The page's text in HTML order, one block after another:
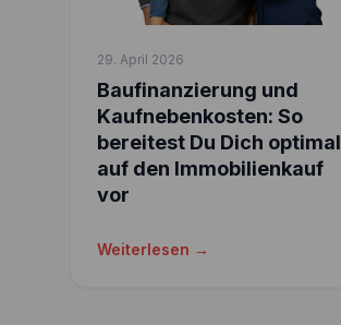
29. April 2026
Baufinanzierung und
Kaufnebenkosten: So
bereitest Du Dich optimal
auf den Immobilienkauf
vor
Weiterlesen →